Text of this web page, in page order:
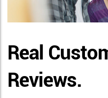
Real
Reviews.